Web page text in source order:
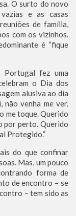
O surto do novo
e as casas
de família,
com os vizinhos.
é “fique
Portugal fez uma
o Dia dos
alusiva ao dia
não venha me ver.
me toque. Querido
por perto. Querido
Protegido.”
do que confinar
Mas, um pouco
forma de
de encontro – se
– tem sido as